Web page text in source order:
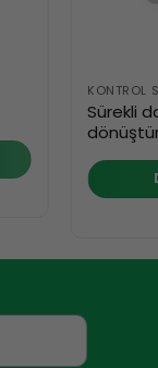
KONTROL
Sürekli